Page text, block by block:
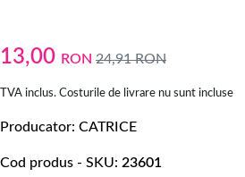
13,00 RON 24,91RON
TVA inclus. Costurile de livrare nu sunt incluse
Producator CATRICE
Cod produs - SKU 23601